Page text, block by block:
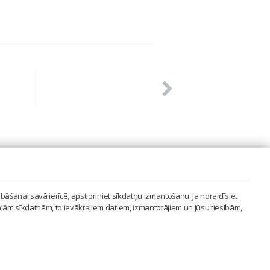
savā ierīcē, apstipriniet sīkdatņu izmantošanu. Ja noraidīsiet
sīkdatnēm, to ievāktajiem datiem, izmantotājiem un Jūsu tiesībām,